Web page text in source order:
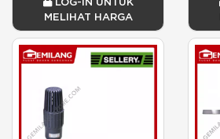
MELIHAT HARGA